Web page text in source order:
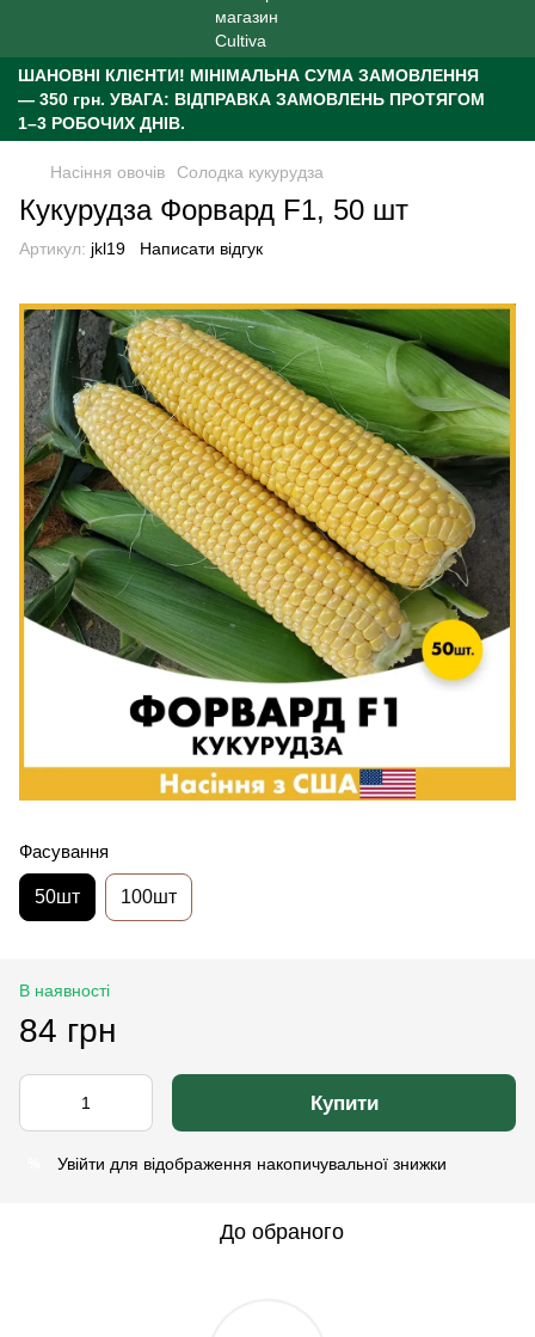
ШАНОВНІ КЛІЄНТИ! МІНІМАЛЬНА СУМА ЗАМОВЛЕННЯ
— 350 грн. УВАГА: ВІДПРАВКА ЗАМОВЛЕНЬ ПРОТЯГОМ
1–3 РОБОЧИХ ДНІВ.
Насіння овочів Солодка кукурудза
Кукурудза Форвард F1, 50 шт
Артикул: jkl19 Написати відгук
Фасування
50шт 100шт
В наявності
84 грн
Купити
Увійти для відображення накопичувальної знижки
До обраного